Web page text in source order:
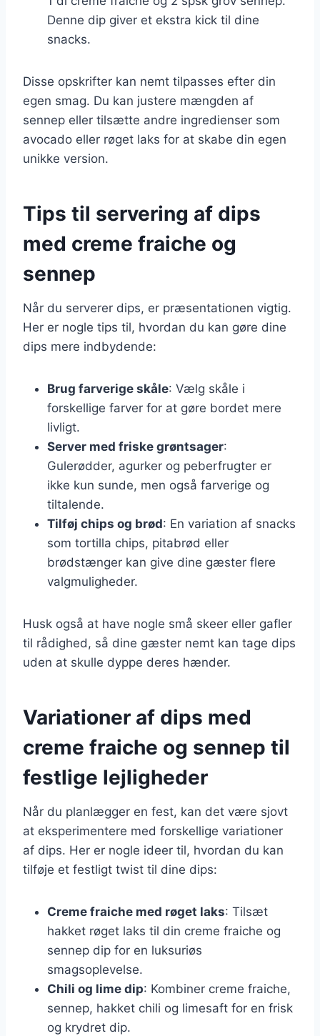
Denne dip giver et ekstra kick til dine
snacks.
Disse opskrifter kan nemt tilpasses efter din
egen smag. Du kan justere mængden af
sennep eller tilsætte andre ingredienser som
avocado eller røget laks for at skabe din egen
unikke version.
Tips til servering af dips
med creme fraiche og
sennep
Når du serverer dips, er præsentationen vigtig.
Her er nogle tips til, hvordan du kan gøre dine
dips mere indbydende:
Brug farverige skåle: Vælg skåle i
forskellige farver for at gøre bordet mere
livligt.
Server med friske grøntsager:
Gulerødder, agurker og peberfrugter er
ikke kun sunde, men også farverige og
tiltalende.
Tilføj chips og brød: En variation af snacks
som tortilla chips, pitabrød eller
brødstænger kan give dine gæster flere
valgmuligheder.
Husk også at have nogle små skeer eller gafler
til rådighed, så dine gæster nemt kan tage dips
uden at skulle dyppe deres hænder.
Variationer af dips med
creme fraiche og sennep til
festlige lejligheder
Når du planlægger en fest, kan det være sjovt
at eksperimentere med forskellige variationer
af dips. Her er nogle ideer til, hvordan du kan
tilføje et festligt twist til dine dips:
Creme fraiche med røget laks: Tilsæt
hakket røget laks til din creme fraiche og
sennep dip for en luksuriøs
smagsoplevelse.
Chili og lime dip: Kombiner creme fraiche,
sennep, hakket chili og limesaft for en frisk
og krydret dip.